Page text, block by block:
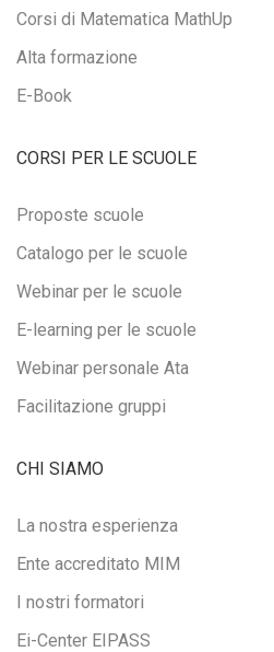
Corsi di Matematica MathUp
Alta formazione
E-Book
CORSI PER LE SCUOLE
Proposte scuole
Catalogo per le scuole
Webinar per le scuole
E-learning per le scuole
Webinar personale Ata
Facilitazione gruppi
CHI SIAMO
La nostra esperienza
Ente accreditato MIM
I nostri formatori
Ei-Center EIPASS